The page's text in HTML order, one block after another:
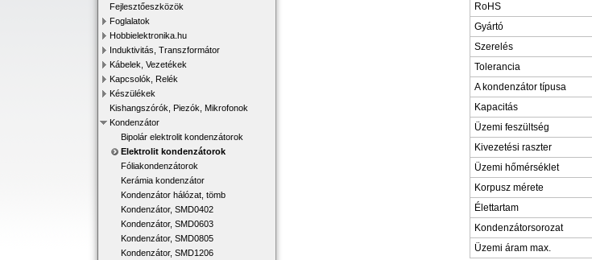
Fejlesztőeszközök
Foglalatok
Hobbielektronika.hu
Induktivitás, Transzformátor
Kábelek, Vezetékek
Kapcsolók, Relék
Készülékek
Kishangszórók, Piezók, Mikrofonok
Kondenzátor
Bipolár elektrolit kondenzátorok
Elektrolit kondenzátorok
Fóliakondenzátorok
Kerámia kondenzátor
Kondenzátor hálózat, tömb
Kondenzátor, SMD0402
Kondenzátor, SMD0603
Kondenzátor, SMD0805
Kondenzátor, SMD1206
RoHS
Gyártó
Szerelés
Tolerancia
A kondenzátor típusa
Kapacitás
Üzemi feszültség
Kivezetési raszter
Üzemi hőmérséklet
Korpusz mérete
Élettartam
Kondenzátorsorozat
Üzemi áram max.